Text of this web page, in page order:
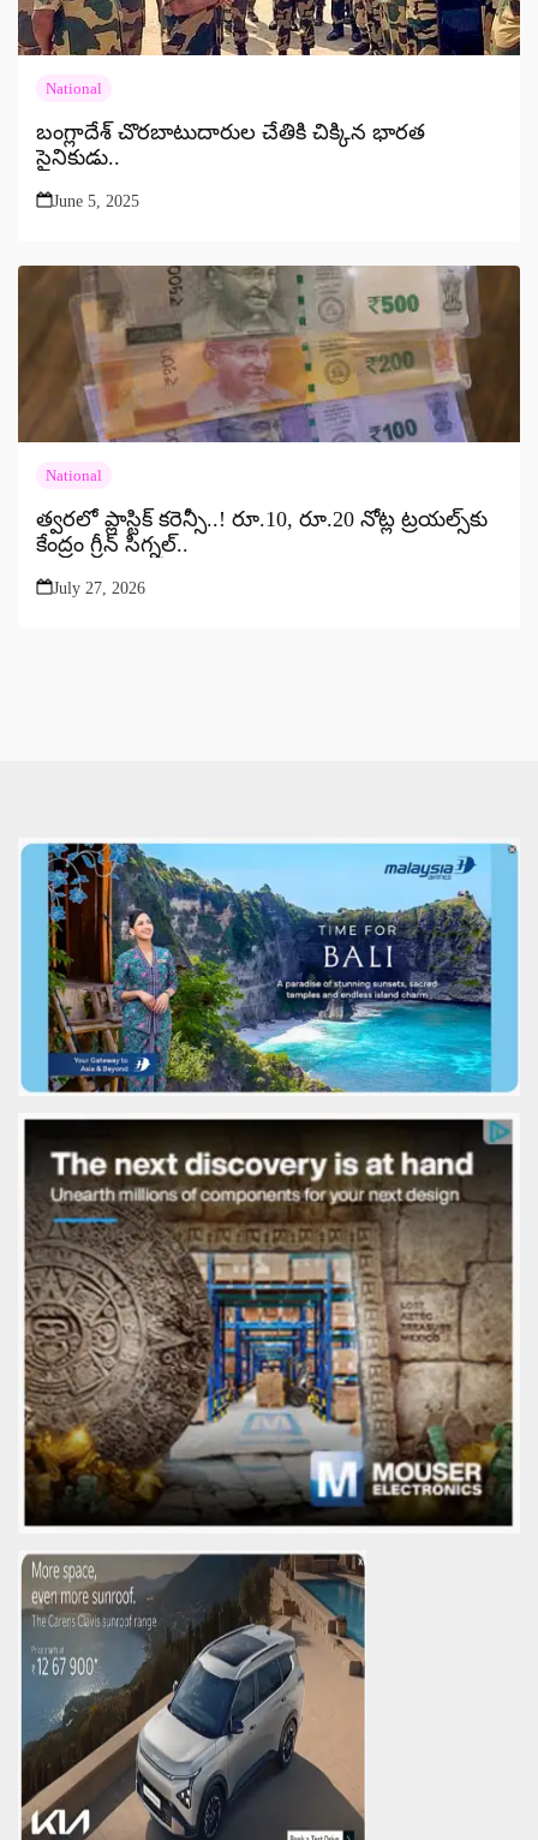
National
బంగ్లాదేశ్ చొరబాటుదారుల చేతికి చిక్కిన భారత
సైనికుడు..
June 5, 2025
National
త్వరలో ప్లాస్టిక్ కరెన్సీ..! రూ.10, రూ.20 నోట్ల ట్రయల్స్‌కు
కేంద్రం గ్రీన్ సిగ్నల్..
July 27, 2026